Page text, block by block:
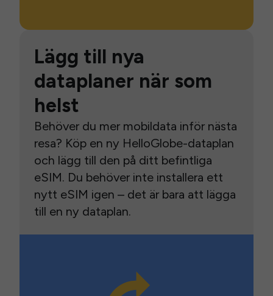
Lägg till nya
dataplaner när som
helst
Behöver du mer mobildata inför nästa
resa? Köp en ny HelloGlobe-dataplan
och lägg till den på ditt befintliga
eSIM. Du behöver inte installera ett
nytt eSIM igen – det är bara att lägga
till en ny dataplan.